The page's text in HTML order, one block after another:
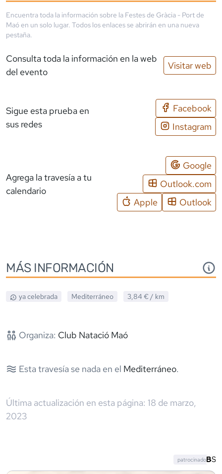
Encuentra toda la información sobre la Festes de Gràcia - Port de
Maó en un solo lugar. Todos los enlaces se abrirán en una nueva
pestaña.
Consulta toda la información en la web
del evento
Visitar web
Sigue esta prueba en
sus redes
Facebook
Instagram
Agrega la travesía a tu
calendario
Google
Outlook.com
Apple
Outlook
MÁS INFORMACIÓN
ya celebrada Mediterráneo 3,84 € / km
Organiza: Club Natació Maó
Esta travesía se nada en el Mediterráneo.
Última actualización en esta página: 18 de marzo,
2023
patrocinado